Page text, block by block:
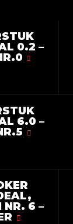
0.2 –
6.0 –
NR. 6 –